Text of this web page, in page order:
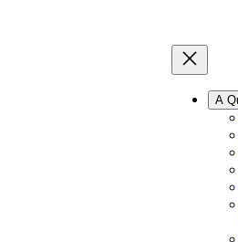
A
blog
Conteúdo de qualidade e as
Dia Nacional e